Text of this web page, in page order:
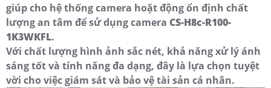
giúp cho hệ thống camera hoặt động ổn định chất
lượng an tâm để sử dụng camera CS-H8c-R100-
1K3WKFL.
Với chất lượng hình ảnh sắc nét, khả năng xử lý ánh
sáng tốt và tính năng đa dạng, đây là lựa chọn tuyệt
vời cho việc giám sát và bảo vệ tài sản cá nhân.